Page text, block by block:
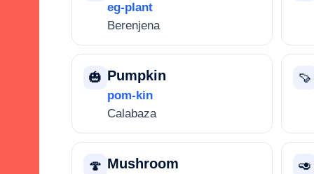
eg-plant
Berenjena
🎃 Pumpkin
pom-kin
Calabaza
🍠
🍄 Mushroom 🥑